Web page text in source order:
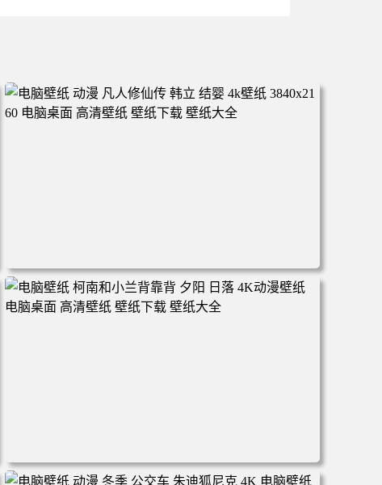
电脑壁纸 动漫 凡人修仙传 韩立 结婴 4k壁纸 3840x2160 电
脑桌面 高清壁纸 壁纸下载 壁纸大全
电脑壁纸 柯南和小兰背靠背 夕阳 日落 4K动漫壁纸 电脑桌